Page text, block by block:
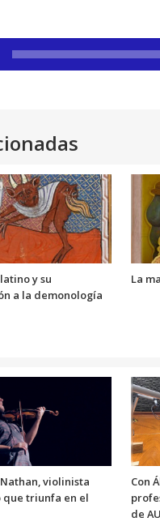
y su
a la demonología
La
violinista
que triunfa en el
Con
de